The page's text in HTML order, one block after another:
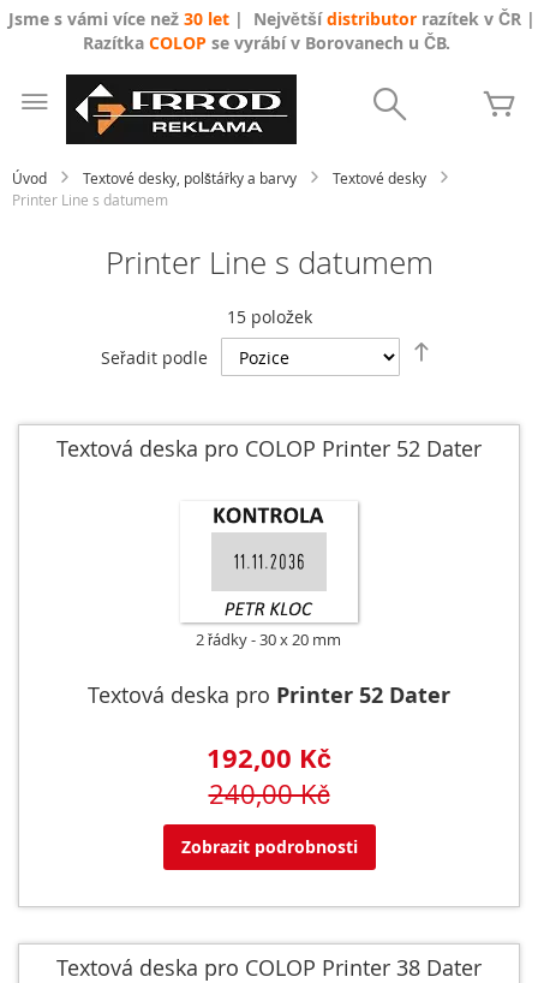
Jsme s vámi více než 30 let| Největšídistributorrazítek v ČR |
Razítka COLOP se vyrábí v Borovanech u ČB.
Přejít
na
obsah
Úvod Textové desky, polštářky a barvy
Textové desky
Printer Line s datumem
Printer Line s datumem
15položek
Seřadit podle
Textová deska pro COLOP Printer 52 Dater
2 řádky 30 x 20 mm
Textová deska pro Printer 52 Dater
192,00 Kč
240,00 Kč
Zobrazit podrobnosti
Textová deska pro COLOP Printer 38 Dater